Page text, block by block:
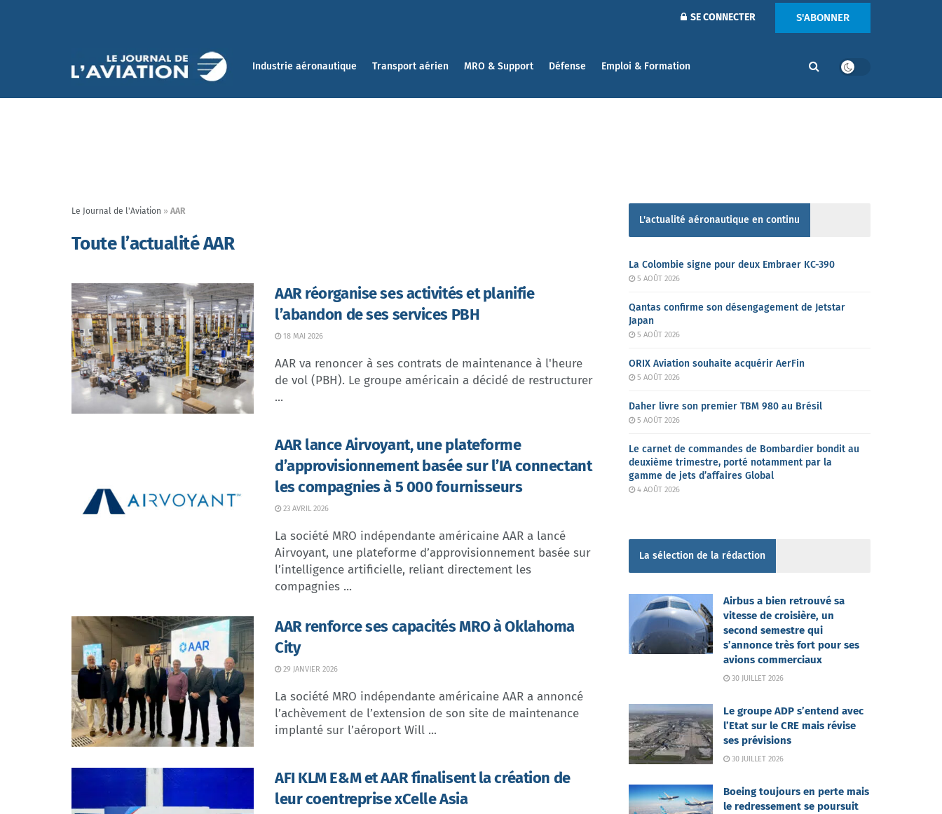
SE CONNECTER S'ABONNER
Industrie aéronautique Transport aérien MRO & Support Défense Emploi & Formation
Le Journal de l'Aviation » AAR
Toute l’actualité AAR
AAR réorganise ses activités et planifie
l’abandon de ses services PBH
18 MAI 2026
AAR va renoncer à ses contrats de maintenance à l'heure
de vol (PBH). Le groupe américain a décidé de restructurer
...
AAR lance Airvoyant, une plateforme
d’approvisionnement basée sur l’IA connectant
les compagnies à 5 000 fournisseurs
23 AVRIL 2026
La société MRO indépendante américaine AAR a lancé
Airvoyant, une plateforme d’approvisionnement basée sur
l’intelligence artificielle, reliant directement les
compagnies ...
AAR renforce ses capacités MRO à Oklahoma
City
29 JANVIER 2026
La société MRO indépendante américaine AAR a annoncé
l’achèvement de l’extension de son site de maintenance
implanté sur l’aéroport Will ...
AFI KLM E&M et AAR finalisent la création de
leur coentreprise xCelle Asia
L'actualité aéronautique en continu
La Colombie signe pour deux Embraer KC-390
5 AOÛT 2026
Qantas confirme son désengagement de Jetstar
Japan
5 AOÛT 2026
ORIX Aviation souhaite acquérir AerFin
5 AOÛT 2026
Daher livre son premier TBM 980 au Brésil
5 AOÛT 2026
Le carnet de commandes de Bombardier bondit au
deuxième trimestre, porté notamment par la
gamme de jets d’affaires Global
4 AOÛT 2026
La sélection de la rédaction
Airbus a bien retrouvé sa
vitesse de croisière, un
second semestre qui
s’annonce très fort pour ses
avions commerciaux
30 JUILLET 2026
Le groupe ADP s’entend avec
l’Etat sur le CRE mais révise
ses prévisions
30 JUILLET 2026
Boeing toujours en perte mais
le redressement se poursuit